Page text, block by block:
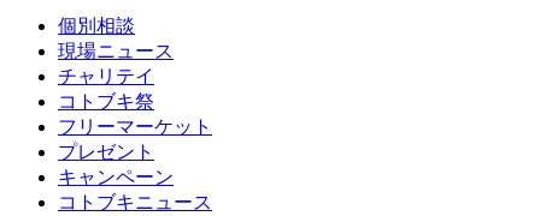
個別相談
現場ニュース
チャリテイ
コトブキ祭
フリーマーケット
プレゼント
キャンペーン
コトブキニュース